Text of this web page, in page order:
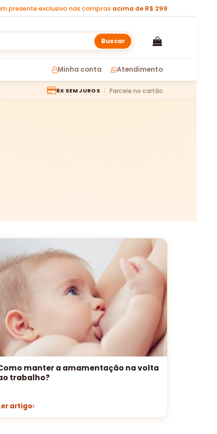
presente exclusivo nas compras acima de R$ 299
Buscar
Minha conta Atendimento
6X SEM JUROS Parcele no cartão
manter a amamentação na volta
trabalho?
artigo